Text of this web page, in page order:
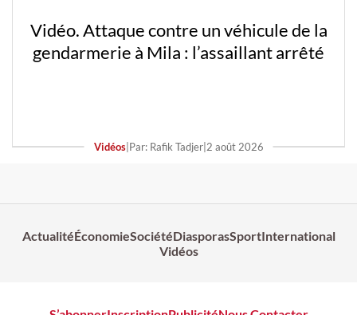
Vidéo. Attaque contre un véhicule de la
gendarmerie à Mila : l’assaillant arrêté
Vidéos| Par: Rafik Tadjer| 2 août 2026
ActualitéÉconomieSociétéDiasporasSportInternational
Vidéos